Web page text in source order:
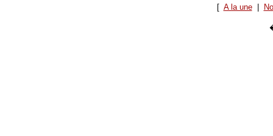
[ A la une|